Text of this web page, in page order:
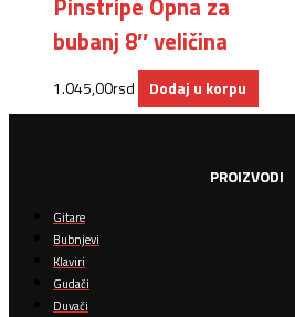
Pinstripe Opna za
bubanj 8″ veličina
1.045,00rsd Dodaj u korpu
PROIZVODI
Gitare
Bubnjevi
Klaviri
Gudači
Duvači